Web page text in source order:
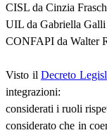
CISL da Cinzia
UIL da Gabriella Galli
CONFAPI da Walter
Visto ilDecreto
integrazioni:
considerati i ruoli
considerato che in